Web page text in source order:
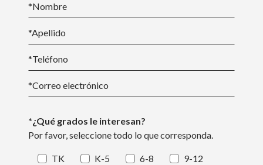
*Nombre
*Apellido
*Teléfono
*Correo electrónico
*¿Qué grados le interesan?
Por favor, seleccione todo lo que corresponda.
TK K-5 6-8 9-12